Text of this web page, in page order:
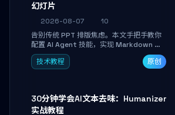
幻灯片
2026-08-07
10
告别传统 PPT 排版焦虑。本文手把手教你
配置 AI Agent 技能，实现 Markdown 内
容自动转为带高级排版、AI 配图与 WebGL
运行时的 HTML 幻灯片。只需专注内容，
技术教程 原创
30分钟学会AI文本去味：Humanizer
实战教程